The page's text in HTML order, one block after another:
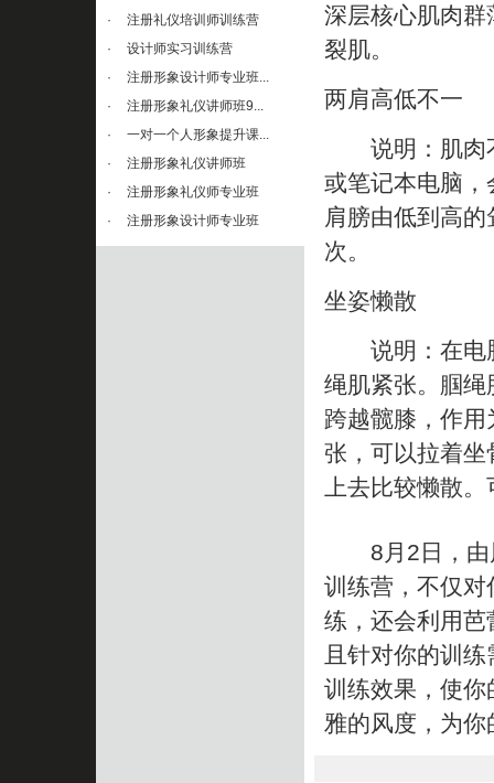
·
注册礼仪培训师训练营
·
设计师实习训练营
·
注册形象设计师专业班...
·
注册形象礼仪讲师班9...
·
一对一个人形象提升课...
·
注册形象礼仪讲师班
·
注册形象礼仪师专业班
·
注册形象设计师专业班
深层核心肌肉
裂肌。
两肩高低不一
说明：肌肉不
或笔记本电脑
肩膀由低到高
次。
坐姿懒散
说明：在电脑
绳肌紧张。腘
跨越髋膝，作
张，可以拉着
上去比较懒散
8月2日，由风
训练营，不仅
练，还会利用
且针对你的训
训练效果，使
雅的风度，为